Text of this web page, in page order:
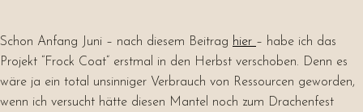
Schon Anfang Juni – nach diesem Beitrag hier – habe ich das
Projekt “Frock Coat” erstmal in den Herbst verschoben. Denn es
wäre ja ein total unsinniger Verbrauch von Ressourcen geworden,
wenn ich versucht hätte diesen Mantel noch zum Drachenfest